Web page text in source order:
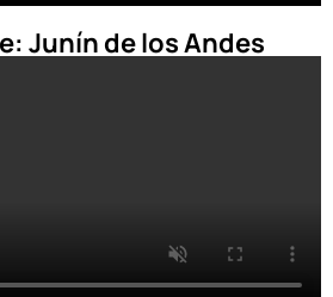
Junín de los Andes